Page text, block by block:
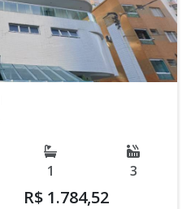
1 3
R$ 1.784,52